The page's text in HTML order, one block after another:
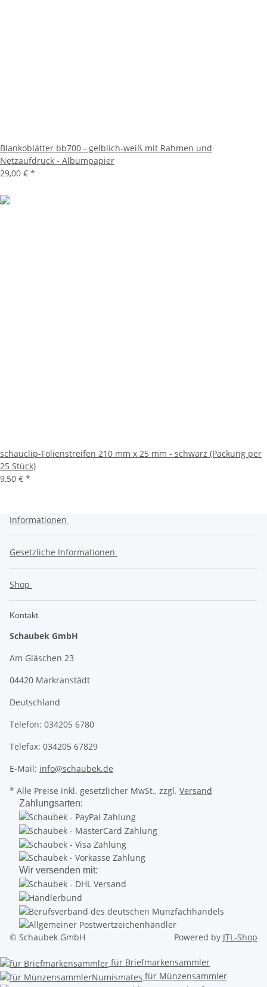
Blankoblätter bb700 - gelblich-weiß mit Rahmen und
Netzaufdruck - Albumpapier
29,00 € *
schauclip-Folienstreifen 210 mm x 25 mm - schwarz (Packung per
25 Stück)
9,50 € *
Informationen
Gesetzliche Informationen
Shop
Kontakt
Schaubek GmbH
Am Gläschen 23
04420 Markranstädt
Deutschland
Telefon: 034205 6780
Telefax: 034205 67829
E-Mail: info@schaubek.de
* Alle Preise inkl. gesetzlicher MwSt., zzgl. Versand
Zahlungsarten:
Wir versenden mit:
© Schaubek GmbH Powered by JTL-Shop
für Briefmarkensammler
für Münzensammler